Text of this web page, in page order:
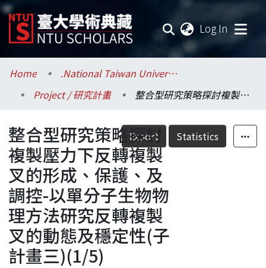
Log In
Communities & Collections
Research Outputs
Fundings & Projects
Researchers
Organizations
Statistics
Home
.National Taiwan University / 國立臺灣大學
Project / 研究計畫
整合型研究策略探討複製壓力下反轉複製叉的形成、保護、及調控-以單分子生物物理方法研究反轉複製叉的動態及穩定性(子計畫三)(1/5)
Export Statistics
整合型研究策略探討
複製壓力下反轉複製
叉的形成、保護、及
調控-以單分子生物物
理方法研究反轉複製
叉的動態及穩定性(子
計畫三)(1/5)